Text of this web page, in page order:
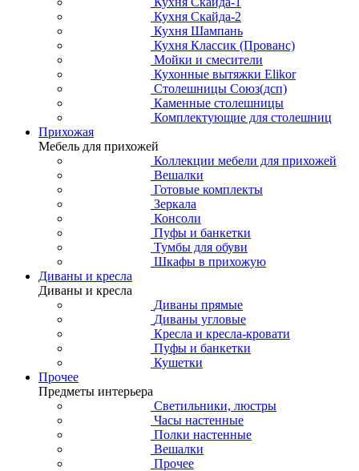
Кухня Скайда-2
Кухня Шампань
Кухня Классик (Прованс)
Мойки и смесители
Кухонные вытяжки Elikor
Столешницы Союз(дсп)
Каменные столешницы
Комплектующие для столешниц
Прихожая
Мебель для прихожей
Коллекции мебели для прихожей
Вешалки
Готовые комплекты
Зеркала
Консоли
Пуфы и банкетки
Тумбы для обуви
Шкафы в прихожую
Диваны и кресла
Диваны и кресла
Диваны прямые
Диваны угловые
Кресла и кресла-кровати
Пуфы и банкетки
Кушетки
Прочее
Предметы интерьера
Светильники, люстры
Часы настенные
Полки настенные
Вешалки
Прочее